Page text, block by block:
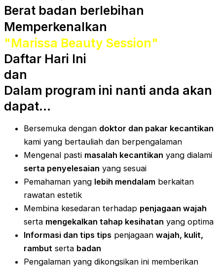
Berat badan berlebihan
Memperkenalkan
"Marissa Beauty Session"
Daftar Hari Ini
dan
Dalam program ini nanti anda akan
dapat...
Bersemuka dengan doktor dan pakar kecantikan
kami yang bertauliah dan berpengalaman
Mengenal pasti masalah kecantikan yang dialami
serta penyelesaian yang sesuai
Pemahaman yang lebih mendalam berkaitan
rawatan estetik
Membina kesedaran terhadap penjagaan wajah
serta mengekalkan tahap kesihatan yang optima
Informasi dan tips tips penjagaan wajah, kulit,
rambut serta badan
Pengalaman yang dikongsikan ini memberikan